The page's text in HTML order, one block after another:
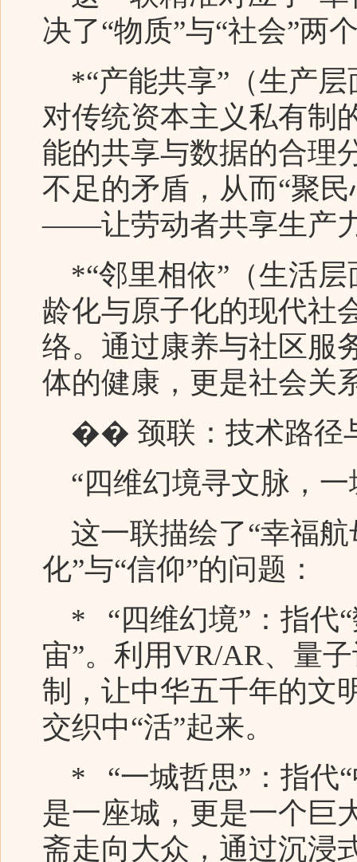
决了“物质”与“社会”两
*“产能共享”（生产层
对传统资本主义私有制
能的共享与数据的合理
不足的矛盾，从而“聚
——让劳动者共享生产
*“邻里相依”（生活层
龄化与原子化的现代社
络。通过康养与社区
体的健康，更是社会关
�� 颈联：技术路径
“四维幻境寻文脉，一
这一联描绘了“幸福航
化”与“信仰”的问题：
* “四维幻境”：指代“
宙”。利用VR/AR、量
制，让中华五千年的文
交织中“活”起来。
* “一城哲思”：指代“
是一座城，更是一个巨
斋走向大众，通过沉浸